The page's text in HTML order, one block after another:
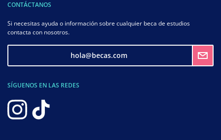
CONTÁCTANOS
Si necesitas ayuda o información sobre cualquier beca de estudios
contacta con nosotros.
hola@becas.com
SÍGUENOS EN LAS REDES